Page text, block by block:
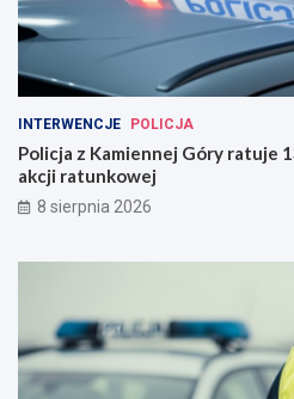
INTERWENCJE POLICJA
Policja z Kamiennej Góry ratuje
akcji ratunkowej
8 sierpnia 2026